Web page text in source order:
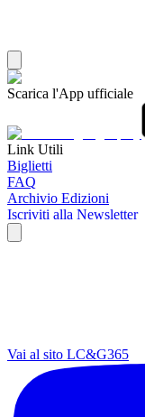
Scarica l'App ufficiale
Link Utili
Biglietti
FAQ
Archivio Edizioni
Iscriviti alla Newsletter
Vai al sito LC&G365